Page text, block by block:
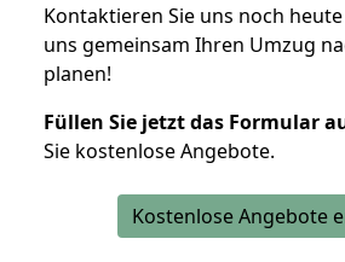
Kontaktieren Sie uns noch
uns gemeinsam Ihren Umzug
planen!
Füllen Sie jetzt das Formular
Sie kostenlose Angebote.
Kostenlose Angebote